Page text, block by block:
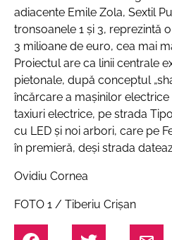
adiacente Emile Zola, Sextil
tronsoanele 1 și 3, reprezintă
3 milioane de euro, cea mai
Proiectul are ca linii centrale
pietonale, după conceptul
încărcare a mașinilor
taxiuri electrice, pe strada
cu LED și noi arbori, care pe
în premieră, deși strada
Ovidiu Cornea
FOTO 1 / Tiberiu Crișan